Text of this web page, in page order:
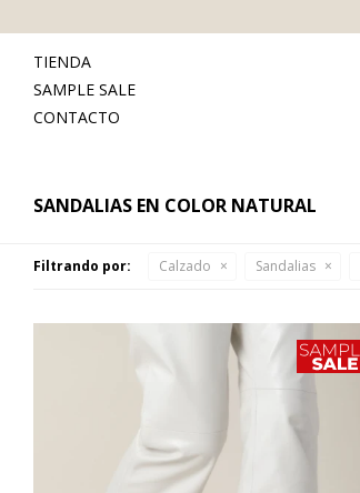
TIENDA
SAMPLE SALE
CONTACTO
SANDALIAS EN COLOR NATURAL
Filtrando por: Calzado Sandalias